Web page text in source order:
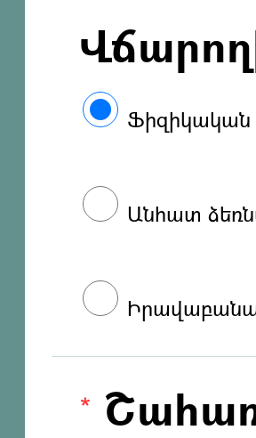
Ֆիզիկական
Անհատ